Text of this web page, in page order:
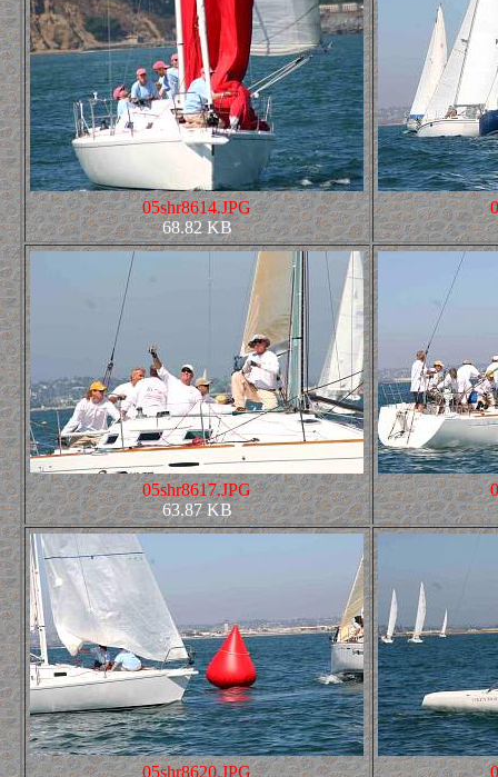
05shr8614.JPG
68.82 KB
05shr8617.JPG
63.87 KB
05shr8620.JPG